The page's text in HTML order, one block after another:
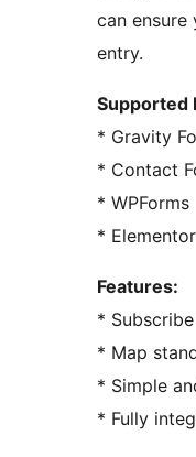
can
entry.
Supported
* Gravity
* Contact
* WPForms
*
Features:
*
* Map
* Simple
* Fully